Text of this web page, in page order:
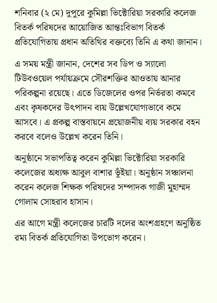
শনিবার (২ মে) দুপুরে কুমিল্লা ভিক্টোরিয়া সরকারি কলেজ
বিতর্ক পরিষদের আয়োজিত আন্তঃবিভাগ বিতর্ক
প্রতিযোগিতায় প্রধান অতিথির বক্তব্যে তিনি এ কথা জানান।
এ সময় মন্ত্রী জানান, দেশের সব ডিপ ও স্যালো
টিউবওয়েল পর্যায়ক্রমে সৌরশক্তির আওতায় আনার
পরিকল্পনা রয়েছে। এতে ডিজেলের ওপর নির্ভরতা কমবে
এবং কৃষকদের উৎপাদন ব্যয় উল্লেখযোগ্যভাবে কমে
আসবে। এ প্রকল্প বাস্তবায়নে প্রয়োজনীয় ব্যয় সরকার বহন
করবে বলেও উল্লেখ করেন তিনি।
অনুষ্ঠানে সভাপতিত্ব করেন কুমিল্লা ভিক্টোরিয়া সরকারি
কলেজের অধ্যক্ষ আবুল বাশার ভূঁইয়া। অনুষ্ঠান সঞ্চালনা
করেন কলেজ শিক্ষক পরিষদের সম্পাদক গাজী মুহাম্মদ
গোলাম সোহরাব হাসান।
এর আগে মন্ত্রী কলেজের চারটি দলের অংশগ্রহণে অনুষ্ঠিত
রম্য বিতর্ক প্রতিযোগিতা উপভোগ করেন।